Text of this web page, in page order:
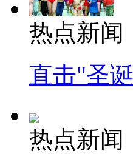
热点新闻
直击"圣
热点新闻